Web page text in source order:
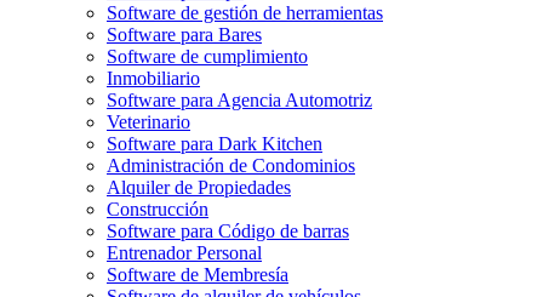
Software de gestión de herramientas
Software para Bares
Software de cumplimiento
Inmobiliario
Software para Agencia Automotriz
Veterinario
Software para Dark Kitchen
Administración de Condominios
Alquiler de Propiedades
Construcción
Software para Código de barras
Entrenador Personal
Software de Membresía